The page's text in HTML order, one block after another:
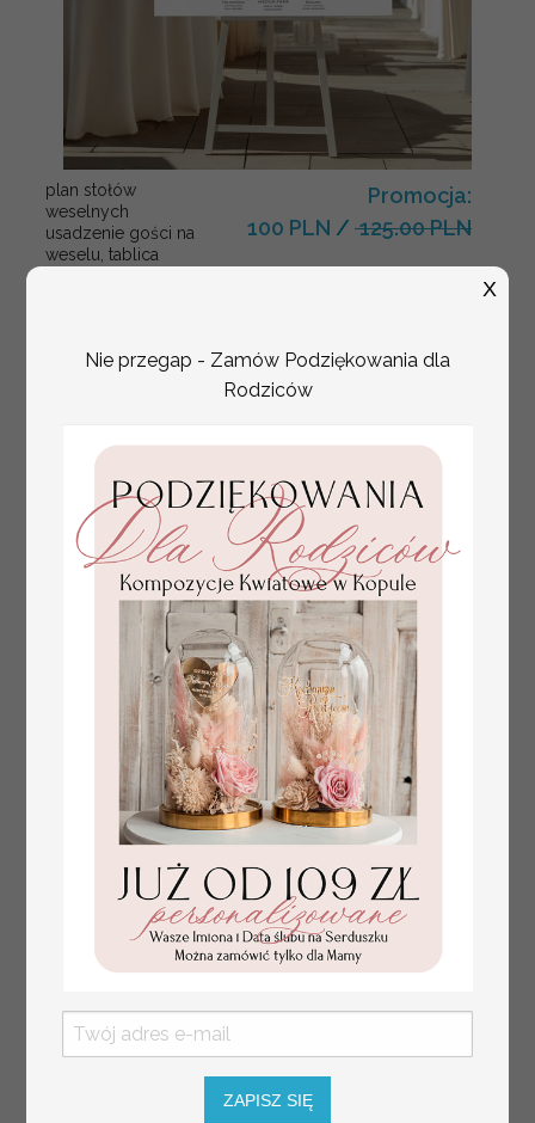
plan stołów
weselnych
usadzenie gości na
weselu, tablica
Pary Młodej, plan
Promocja:
100 PLN / 125.00 PLN
złote winietki na komunię, winietka
dekoracja stołu na komunii, komunijne
winietki z naturalnym kłosem
4.50 PLN
Nie przegap - Zamów Podziękowania dla
Rodziców
ZAPISZ SIĘ
X